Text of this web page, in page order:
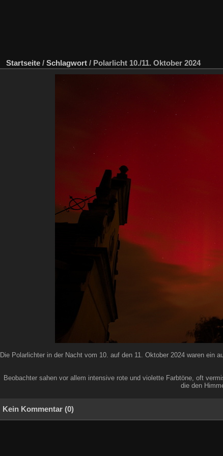
Startseite / Schlagwort / Polarlicht 10./11. Oktober 2024
Die Polarlichter in der Nacht vom 10. auf den 11. Oktober 2024 waren ein
Beobachter sahen vor allem intensive rote und violette Farbtöne, oft
die den
Kein Kommentar (0)